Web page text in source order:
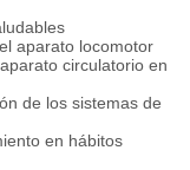
aparato locomotor
circulatorio en
de los sistemas de
en hábitos